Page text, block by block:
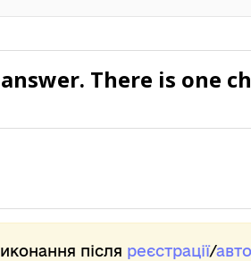
There is one
після реєстрації/